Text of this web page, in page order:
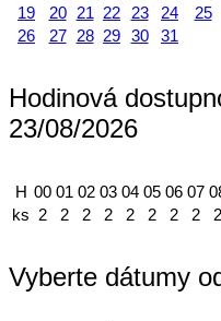
19
20 21 22 23 24
25
26
27 28 29 30 31
Hodinová
23/08/2026
H 00 01 02 03 04 05 06 07
ks 2 2 2 2 2 2 2 2 2
Vyberte dátumy